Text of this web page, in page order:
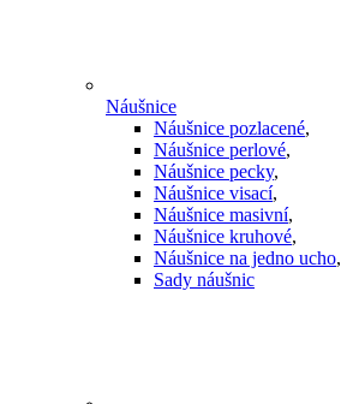
Náušnice
Náušnice pozlacené,
Náušnice perlové,
Náušnice pecky,
Náušnice visací,
Náušnice masivní,
Náušnice kruhové,
Náušnice na jedno ucho,
Sady náušnic